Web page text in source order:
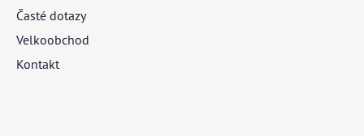
Časté dotazy
Velkoobchod
Kontakt